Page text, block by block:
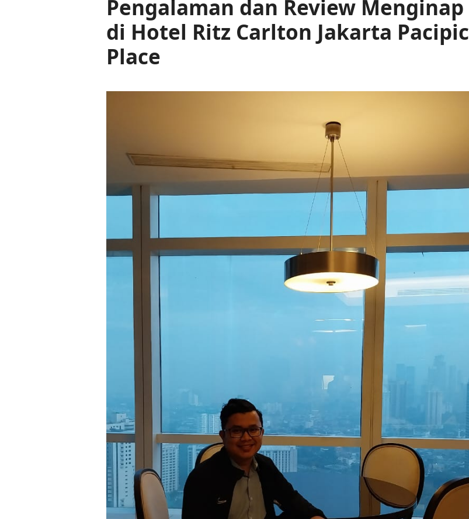
Pengalaman dan Review Menginap
di Hotel Ritz Carlton Jakarta Pacipic
Place